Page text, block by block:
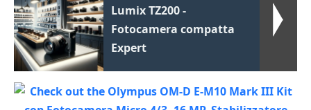
Lumix TZ200 -
Fotocamera compatta
Expert